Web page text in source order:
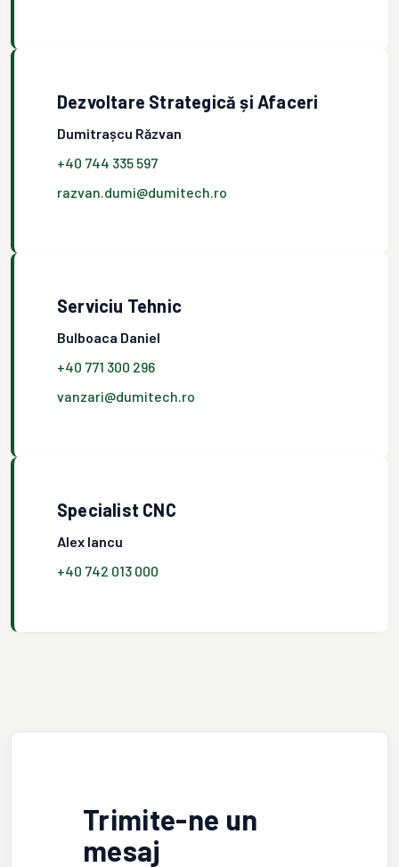
Dezvoltare Strategică și Afaceri
Dumitrașcu Răzvan
+40 744 335 597
razvan.dumi@dumitech.ro
Serviciu Tehnic
Bulboaca Daniel
+40 771 300 296
vanzari@dumitech.ro
Specialist CNC
Alex Iancu
+40 742 013 000
Trimite-ne un
mesaj